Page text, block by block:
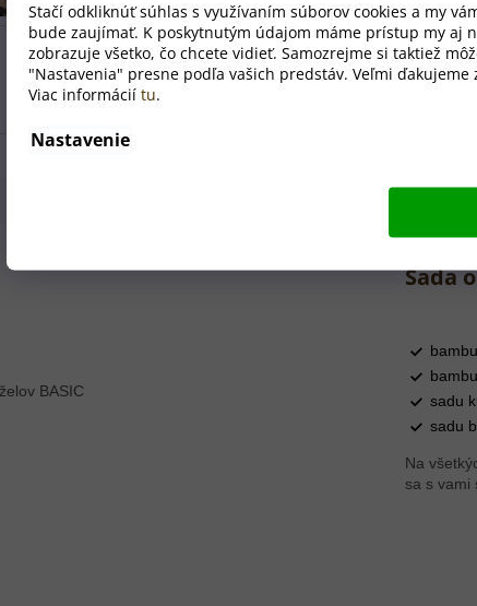
Stačí odkliknúť súhlas s využívaním súborov cookies a my
bude zaujímať. K poskytnutým údajom máme prístup my aj
zobrazuje všetko, čo chcete vidieť. Samozrejme si taktiež
"Nastavenia" presne podľa vašich predstáv. Veľmi ďakujeme
Viac informácií tu.
Nastavenie
Sada
sadu
sadu
Na
sa s vami